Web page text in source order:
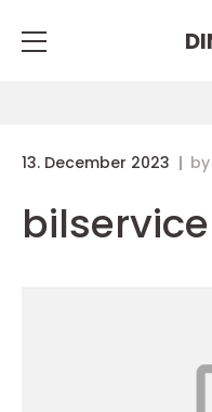
13. December 2023 by